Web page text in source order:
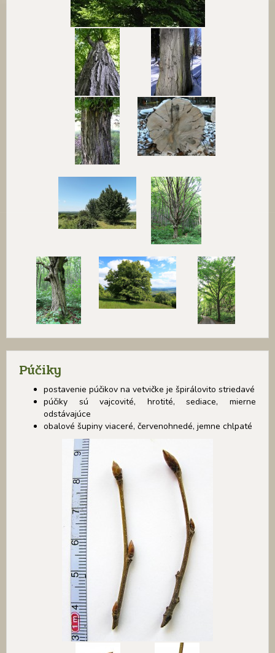
Púčiky
postavenie púčikov na vetvičke je špirálovito striedavé
púčiky sú vajcovité, hrotité, sediace, mierne
odstávajúce
obalové šupiny viaceré, červenohnedé, jemne chlpaté